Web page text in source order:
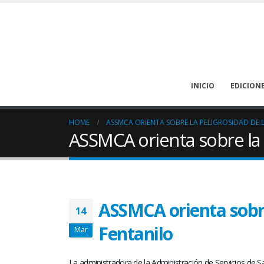
INICIO
HOME ASSMCA ORIENTA SOBRE LA PELIGROSIDAD
ASSMCA orienta sobre
14
Mar
ASSMCA orienta
Fentanilo